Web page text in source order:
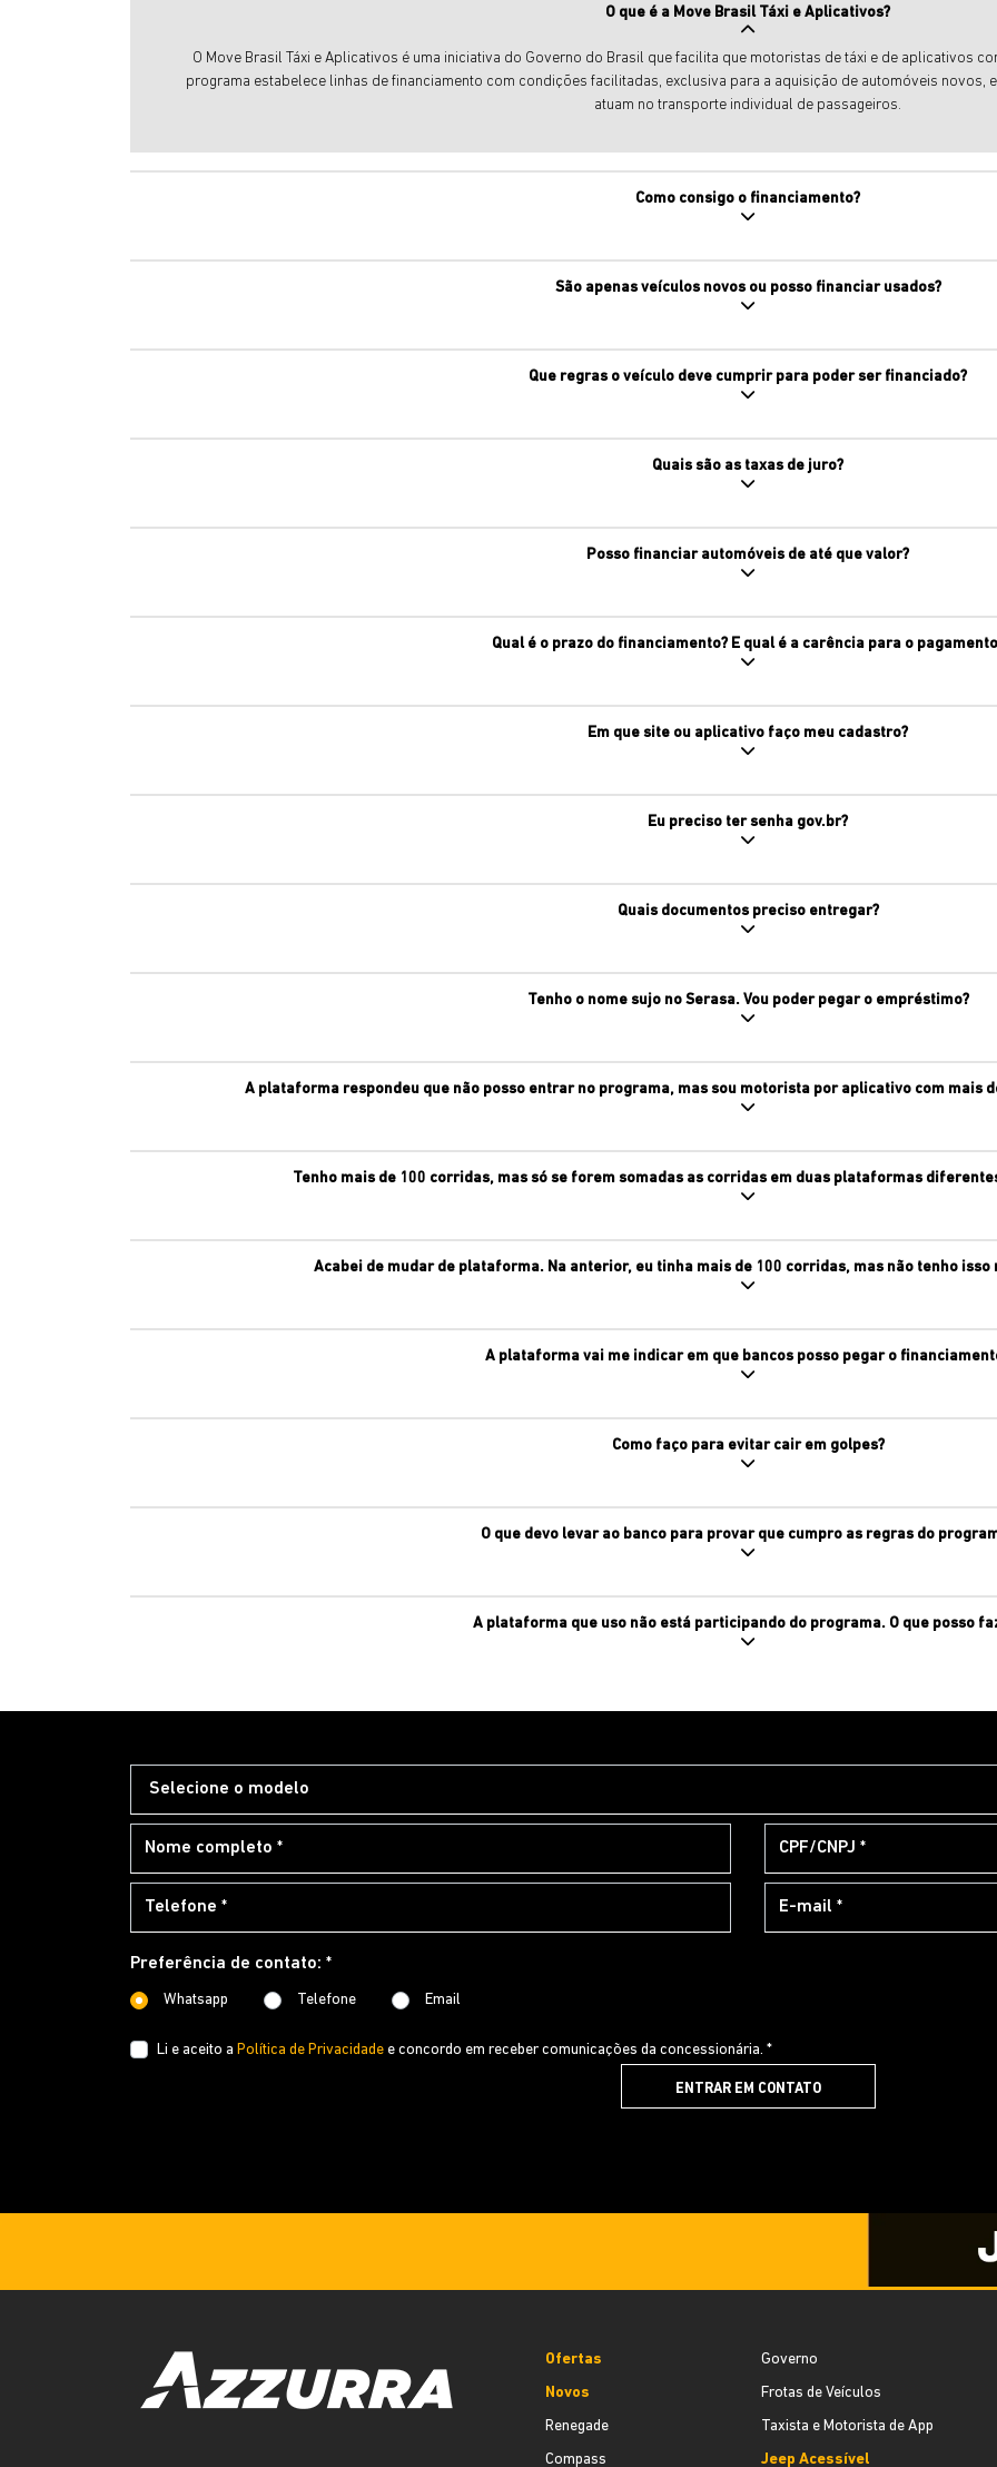
O que é a Move Brasil Táxi e Aplicativos?
O Move Brasil Táxi e Aplicativos é uma iniciativa do Governo do Brasil que facilita que motoristas de táxi e de aplicativos
programa estabelece linhas de financiamento com condições facilitadas, exclusiva para a aquisição de automóveis
atuam no transporte individual de passageiros.
Como consigo o financiamento?
São apenas veículos novos ou posso financiar usados?
Que regras o veículo deve cumprir para poder ser financiado?
Quais são as taxas de juro?
Posso financiar automóveis de até que valor?
Qual é o prazo do financiamento? E qual é a carência para o
Em que site ou aplicativo faço meu cadastro?
Eu preciso ter senha gov.br?
Quais documentos preciso entregar?
Tenho o nome sujo no Serasa. Vou poder pegar o empréstimo?
A plataforma respondeu que não posso entrar no programa, mas sou motorista por aplicativo com mais
Tenho mais de 100 corridas, mas só se forem somadas as corridas em duas plataformas
Acabei de mudar de plataforma. Na anterior, eu tinha mais de 100 corridas, mas não tenho isso
A plataforma vai me indicar em que bancos posso pegar o
Como faço para evitar cair em golpes?
O que devo levar ao banco para provar que cumpro as regras do
A plataforma que uso não está participando do programa. O que posso
Preferência de contato: *
Whatsapp Telefone Email
Li e aceito a Política de Privacidade e concordo em receber comunicações da concessionária. *
ENTRAR EM CONTATO
Ofertas
Novos
Renegade
Compass
Governo
Frotas de Veículos
Taxista e Motorista de App
Jeep Acessível